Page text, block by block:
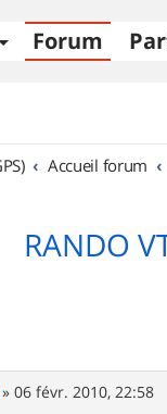
Forum
Accueil forum
RANDO
»06 févr. 2010, 22:58